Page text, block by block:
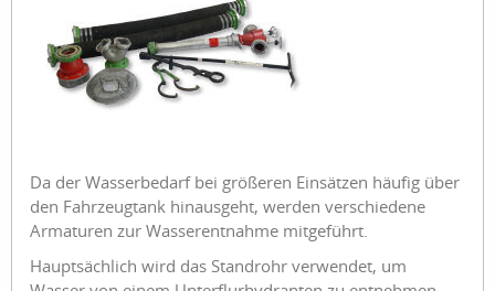
Da der Wasserbedarf bei größeren Einsätzen häufig über
den Fahrzeugtank hinausgeht, werden verschiedene
Armaturen zur Wasserentnahme mitgeführt.
Hauptsächlich wird das Standrohr verwendet, um